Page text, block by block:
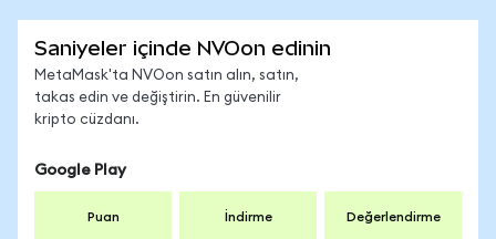
Saniyeler içinde NVOon edinin
MetaMask'ta NVOon satın alın, satın,
takas edin ve değiştirin. En güvenilir
kripto cüzdanı.
Google Play
Puan İndirme Değerlendirme